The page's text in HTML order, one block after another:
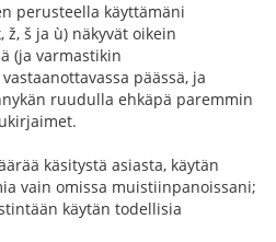
perusteella käyttämäni
ž, š ja ù) näkyvät oikein
(ja varmastikin
päässä, ja
ruudulla ehkäpä paremmin
käsitystä asiasta, käytän
vain omissa muistiinpanoissani;
käytän todellisia